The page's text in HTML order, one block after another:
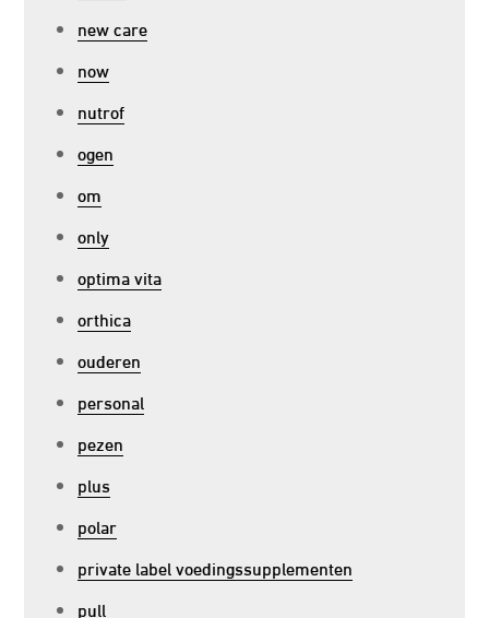
new care
now
nutrof
ogen
om
only
optima vita
orthica
ouderen
personal
pezen
plus
polar
private label voedingssupplementen
pull